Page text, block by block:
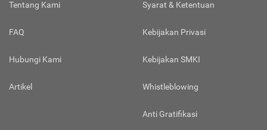
Tentang Kami
FAQ
Hubungi Kami
Artikel
Syarat & Ketentuan
Kebijakan Privasi
Kebijakan SMKI
Whistleblowing
Anti Gratifikasi